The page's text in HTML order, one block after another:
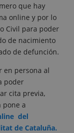
que hay
online y por lo
Civil para poder
de nacimiento
de defunción.
en persona al
poder
cita previa,
pone a
del
de Cataluña.